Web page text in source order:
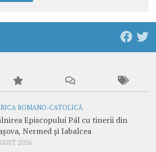
ROMANO-CATOLICĂ
Episcopului Pál cu tinerii din
Nermed și Iabalcea
2026